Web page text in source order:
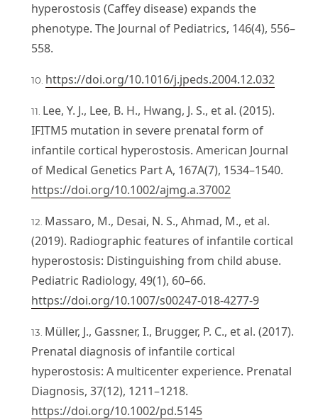
hyperostosis (Caffey disease) expands the
phenotype. The Journal of Pediatrics, 146(4), 556–
558.
https://doi.org/10.1016/j.jpeds.2004.12.032
Lee, Y. J., Lee, B. H., Hwang, J. S., et al. (2015).
IFITM5 mutation in severe prenatal form of
infantile cortical hyperostosis. American Journal
of Medical Genetics Part A, 167A(7), 1534–1540.
https://doi.org/10.1002/ajmg.a.37002
Massaro, M., Desai, N. S., Ahmad, M., et al.
(2019). Radiographic features of infantile cortical
hyperostosis: Distinguishing from child abuse.
Pediatric Radiology, 49(1), 60–66.
https://doi.org/10.1007/s00247-018-4277-9
Müller, J., Gassner, I., Brugger, P. C., et al. (2017).
Prenatal diagnosis of infantile cortical
hyperostosis: A multicenter experience. Prenatal
Diagnosis, 37(12), 1211–1218.
https://doi.org/10.1002/pd.5145